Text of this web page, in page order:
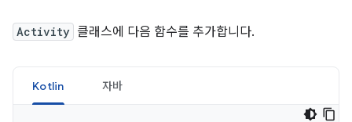
Activity 클래스에 다음 함수를 추가합니다.
Kotlin 자바